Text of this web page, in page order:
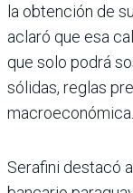
la obtención de
aclaró que esa
que solo podrá
sólidas, reglas
macroeconómica.
Serafini destacó